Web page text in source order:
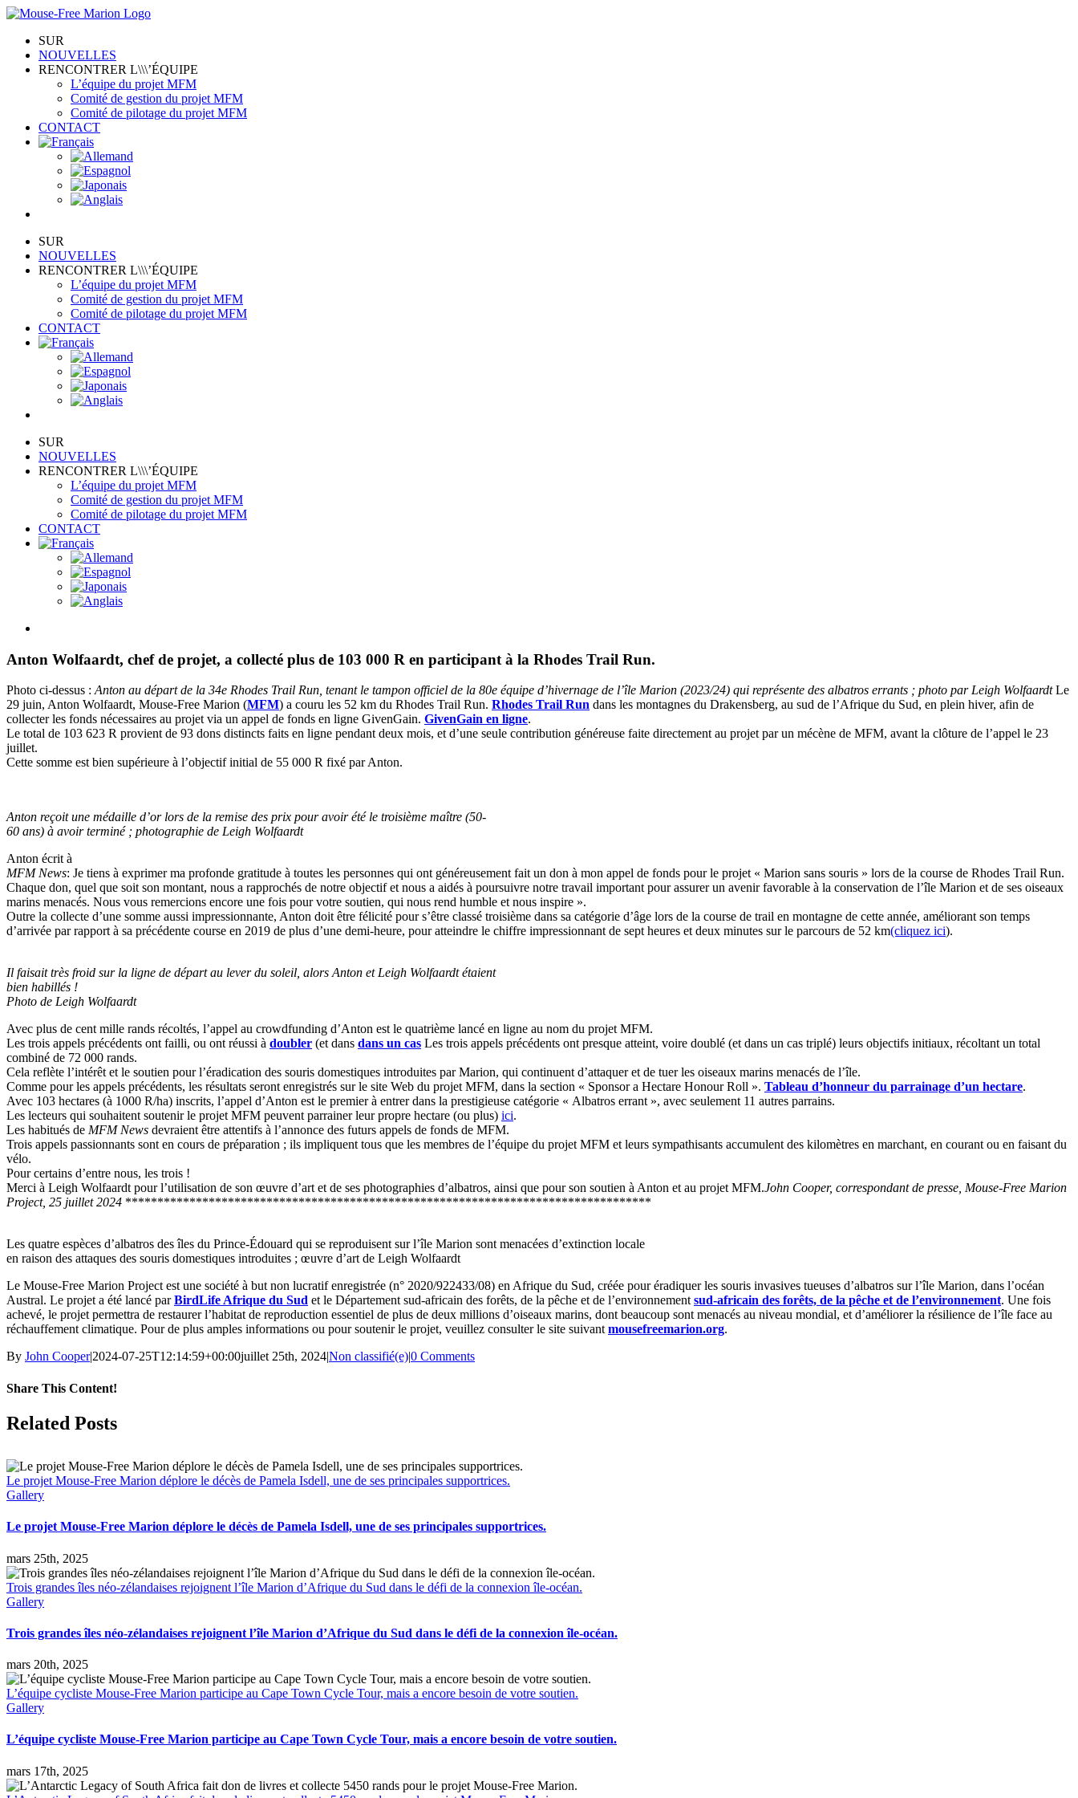
Skip
contentSUR
NOUVELLES
RENCONTRER L\\\’ÉQUIPE
L’équipe du projet MFM
Comité de gestion du projet MFM
Comité de pilotage du projet MFM
CONTACT
SUR
NOUVELLES
RENCONTRER L\\\’ÉQUIPE
L’équipe du projet MFM
Comité de gestion du projet MFM
Comité de pilotage du projet MFM
CONTACT
SUR
NOUVELLES
RENCONTRER L\\\’ÉQUIPE
L’équipe du projet MFM
Comité de gestion du projet MFM
Comité de pilotage du projet MFM
CONTACT
Image
Anton Wolfaardt, chef de projet, a collecté plus de 103 000 R en participant à la Rhodes Trail Run.
Photo ci-dessus :Anton au départ de la 34e Rhodes Trail Run, tenant le tampon officiel de la 80e équipe d’hivernage de l’île Marion (2023/24) qui représente des albatros errants ; photo par Leigh WolfaardtLe
29 juin, Anton Wolfaardt, Mouse-Free Marion (MFM) a couru les 52 km du Rhodes Trail Run. Rhodes Trail Run dans les montagnes du Drakensberg, au sud de l’Afrique du Sud, en plein hiver, afin de
collecter les fonds nécessaires au projet via un appel de fonds en ligne GivenGain. GivenGain en ligne.
Le total de 103 623 R provient de 93 dons distincts faits en ligne pendant deux mois, et d’une seule contribution généreuse faite directement au projet par un mécène de MFM, avant la clôture de l’appel le 23
juillet.
Cette somme est bien supérieure à l’objectif initial de 55 000 R fixé par Anton.
Anton reçoit une médaille d’or lors de la remise des prix pour avoir été le troisième maître (50-
60 ans) à avoir terminé ; photographie de Leigh Wolfaardt
Anton écrit à
MFM News: Je tiens à exprimer ma profonde gratitude à toutes les personnes qui ont généreusement fait un don à mon appel de fonds pour le projet « Marion sans souris » lors de la course de Rhodes Trail Run.
Chaque don, quel que soit son montant, nous a rapprochés de notre objectif et nous a aidés à poursuivre notre travail important pour assurer un avenir favorable à la conservation de l’île Marion et de ses oiseaux
marins menacés. Nous vous remercions encore une fois pour votre soutien, qui nous rend humble et nous inspire ».
Outre la collecte d’une somme aussi impressionnante, Anton doit être félicité pour s’être classé troisième dans sa catégorie d’âge lors de la course de trail en montagne de cette année, améliorant son temps
d’arrivée par rapport à sa précédente course en 2019 de plus d’une demi-heure, pour atteindre le chiffre impressionnant de sept heures et deux minutes sur le parcours de 52 km(cliquez ici).
Il faisait très froid sur la ligne de départ au lever du soleil, alors Anton et Leigh Wolfaardt étaient
bien habillés !
Photo de Leigh Wolfaardt
Avec plus de cent mille rands récoltés, l’appel au crowdfunding d’Anton est le quatrième lancé en ligne au nom du projet MFM.
Les trois appels précédents ont failli, ou ont réussi à doubler (et dans dans un cas Les trois appels précédents ont presque atteint, voire doublé (et dans un cas triplé) leurs objectifs initiaux, récoltant un total
combiné de 72 000 rands.
Cela reflète l’intérêt et le soutien pour l’éradication des souris domestiques introduites par Marion, qui continuent d’attaquer et de tuer les oiseaux marins menacés de l’île.
Comme pour les appels précédents, les résultats seront enregistrés sur le site Web du projet MFM, dans la section « Sponsor a Hectare Honour Roll ». Tableau d’honneur du parrainage d’un hectare.
Avec 103 hectares (à 1000 R/ha) inscrits, l’appel d’Anton est le premier à entrer dans la prestigieuse catégorie « Albatros errant », avec seulement 11 autres parrains.
Les lecteurs qui souhaitent soutenir le projet MFM peuvent parrainer leur propre hectare (ou plus) ici.
Les habitués de MFM News devraient être attentifs à l’annonce des futurs appels de fonds de MFM.
Trois appels passionnants sont en cours de préparation ; ils impliquent tous que les membres de l’équipe du projet MFM et leurs sympathisants accumulent des kilomètres en marchant, en courant ou en faisant du
vélo.
Pour certains d’entre nous, les trois !
Merci à Leigh Wolfaardt pour l’utilisation de son œuvre d’art et de ses photographies d’albatros, ainsi que pour son soutien à Anton et au projet MFM.John Cooper, correspondant de presse, Mouse-Free Marion
Project, 25 juillet 2024 **********************************************************************************
Les quatre espèces d’albatros des îles du Prince-Édouard qui se reproduisent sur l’île Marion sont menacées d’extinction locale
en raison des attaques des souris domestiques introduites ; œuvre d’art de Leigh Wolfaardt
Le Mouse-Free Marion Project est une société à but non lucratif enregistrée (n° 2020/922433/08) en Afrique du Sud, créée pour éradiquer les souris invasives tueuses d’albatros sur l’île Marion, dans l’océan
Austral. Le projet a été lancé parBirdLife Afrique du Sud et le Département sud-africain des forêts, de la pêche et de l’environnementsud-africain des forêts, de la pêche et de l’environnement. Une fois
achevé, le projet permettra de restaurer l’habitat de reproduction essentiel de plus de deux millions d’oiseaux marins, dont beaucoup sont menacés au niveau mondial, et d’améliorer la résilience de l’île face au
réchauffement climatique. Pour de plus amples informations ou pour soutenir le projet, veuillez consulter le site suivantmousefreemarion.org.
By John Cooper|2024-07-25T12:14:59+00:00juillet 25th, 2024|Non classifié(e)|0 Comments
Share This Content!
Facebook
X
LinkedIn
WhatsApp
Tumblr
Pinterest
Email
Related Posts
Le projet Mouse-Free Marion déplore le décès de Pamela Isdell, une de ses principales supportrices.
Gallery
Le projet Mouse-Free Marion déplore le décès de Pamela Isdell, une de ses principales supportrices.
mars 25th, 2025
Trois grandes îles néo-zélandaises rejoignent l’île Marion d’Afrique du Sud dans le défi de la connexion île-océan.
Gallery
Trois grandes îles néo-zélandaises rejoignent l’île Marion d’Afrique du Sud dans le défi de la connexion île-océan.
mars 20th, 2025
L’équipe cycliste Mouse-Free Marion participe au Cape Town Cycle Tour, mais a encore besoin de votre soutien.
Gallery
L’équipe cycliste Mouse-Free Marion participe au Cape Town Cycle Tour, mais a encore besoin de votre soutien.
mars 17th, 2025